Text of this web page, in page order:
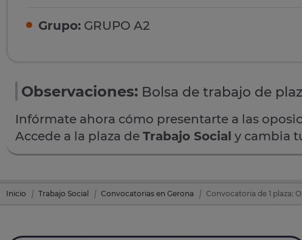
Grupo: GRUPO A2
Observaciones: Bolsa de trabajo de
Infórmate ahora cómo presentarte a las
Accede a la plaza de Trabajo Social y cambia
Inicio Trabajo Social Convocatorias en Gerona Convocatoria de 1 plaza: